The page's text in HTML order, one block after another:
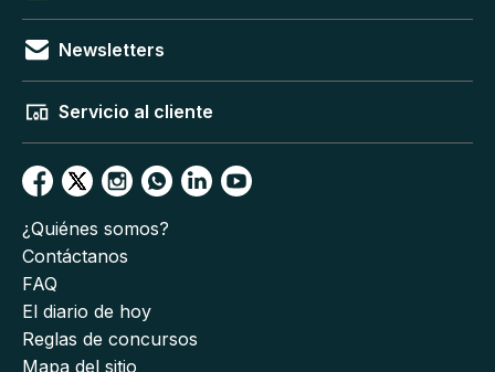
Newsletters
Servicio al cliente
¿Quiénes somos?
Contáctanos
FAQ
El diario de hoy
Reglas de concursos
Mapa del sitio